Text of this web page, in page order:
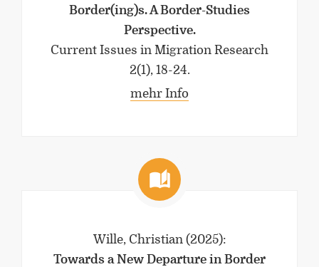
Border(ing)s. A Border-Studies
Perspective.
Current Issues in Migration Research
2(1), 18-24.
mehr Info
Wille, Christian (2025):
Towards a New Departure in Border